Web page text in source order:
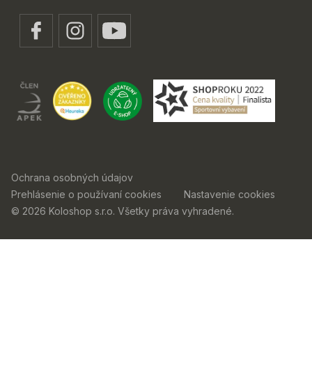
Ochrana osobných údajov
Prehlásenie o používaní cookies
Nastavenie cookies
© 2026 Koloshop s.r.o. Všetky práva vyhradené.